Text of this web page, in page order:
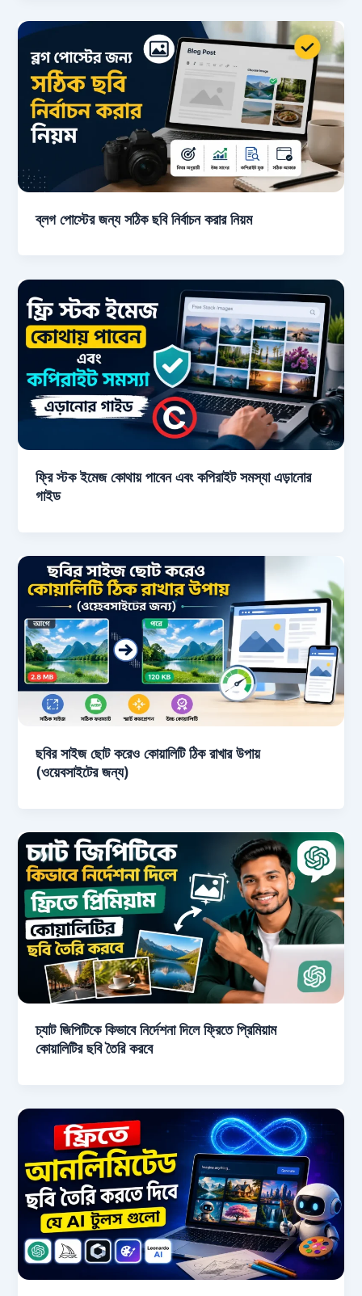
ব্লগ পোস্টের জন্য সঠিক ছবি নির্বাচন করার নিয়ম
ফ্রি স্টক ইমেজ কোথায় পাবেন এবং কপিরাইট সমস্যা এড়ানোর
গাইড
ছবির সাইজ ছোট করেও কোয়ালিটি ঠিক রাখার উপায়
(ওয়েবসাইটের জন্য)
চ্যাট জিপিটিকে কিভাবে নির্দেশনা দিলে ফ্রিতে প্রিমিয়াম
কোয়ালিটির ছবি তৈরি করবে